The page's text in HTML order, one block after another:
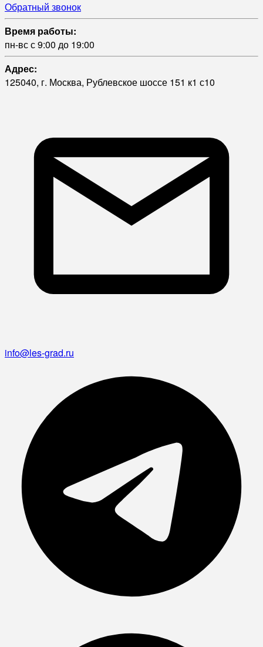
Обратный звонок
Время работы:
пн-вс с 9:00 до 19:00
Адрес:
125040, г. Москва, Рублевское шоссе 151 к1 с10
info@les-grad.ru